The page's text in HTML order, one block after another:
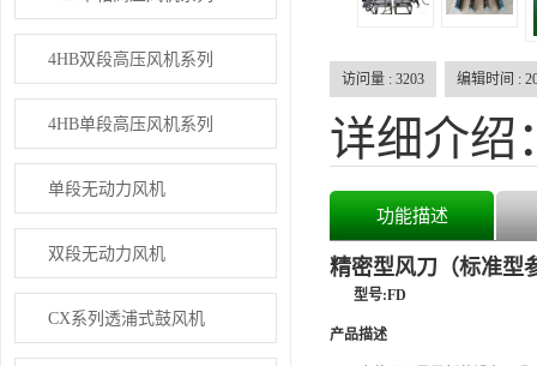
4HB双段高压风机系列
4HB单段高压风机系列
单段无动力风机
双段无动力风机
CX系列透浦式鼓风机
访问量 : 3203 编辑时间 :
详细介绍
功能描述
精密型风刀（标准型
型号:FD
产品描述